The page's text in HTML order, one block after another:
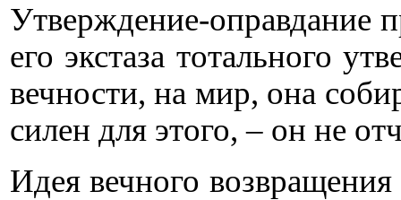
Утверждение-оправдание
его экстаза тотального
вечности, на мир, она
силен для этого, – он не
Идея вечного